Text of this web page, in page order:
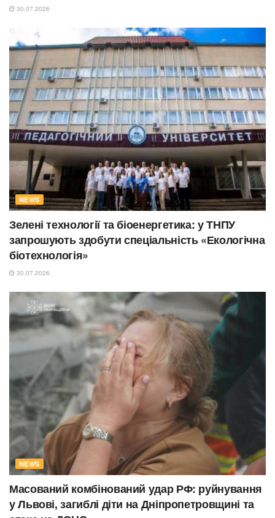
30.07.2026
NEWS
Зелені технології та біоенергетика: у ТНПУ
запрошують здобути спеціальність «Екологічна
біотехнологія»
30.07.2026
NEWS
Масований комбінований удар РФ: руйнування
у Львові, загиблі діти на Дніпропетровщині та